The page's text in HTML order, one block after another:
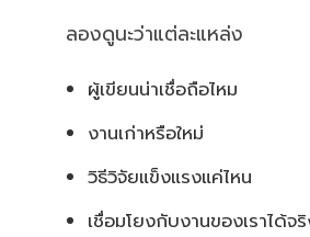
ลองดูนะว่าแต่ละแหล่ง
ผู้เขียนน่าเชื่อถือไหม
งานเก่าหรือใหม่
วิธีวิจัยแข็งแรงแค่ไหน
เชื่อมโยงกับงานของเราได้จ